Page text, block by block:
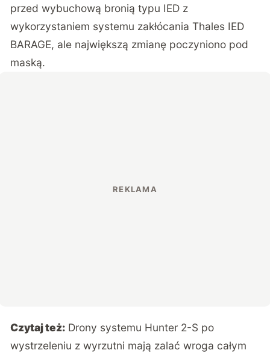
przed wybuchową bronią typu IED z
wykorzystaniem systemu zakłócania Thales IED
BARAGE, ale największą zmianę poczyniono pod
maską.
Czytaj też: Drony systemu Hunter 2-S po
wystrzeleniu z wyrzutni mają zalać wroga całym